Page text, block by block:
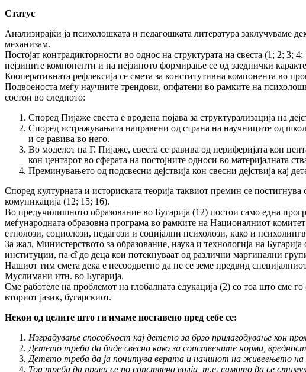
Статус
Анализирајќи ја психолошката и педагошката литература заклучуваме
механизам.
Постојат контрадикторности во однос на структурата на свеста (1; 2; 3;
нејзините компоненти и на нејзиното формирање се од заеднички
Кооперативната рефлексија се смета за конститутивна компонента во
Подвоеноста меѓу научните трендови, опфатени во рамките на
состои во следното:
Според Пијаже свеста е вродена појава за структурализација на
Според истражувањата направени од страна на научниците од
и се равива во него.
Во моделот на Г. Пијаже, свеста се равива од периферијата кон
кон центарот во сферата на постојните односи во материјалната
Преминувањето од подсвесни дејствија кон свесни дејствија кај
Според културната и историската теорија таквиот премин се
комуникација (12; 15; 16).
Во предучилишното образование во Бугарија (12) постои само една
меѓународната образовна програма во рамките на Националниот
етнолози, социолози, педагози и социјални психолози, како и
За жал, Министерството за образование, наука и технологија на
институции, па сî до деца кои потекнуваат од различни маргинални
Нашиот тим смета дека е несоодветно да не се земе предвид
Муслимани итн. во Бугарија.
Сме работеле на проблемот на глобалната едукација (2) со тоа што сме
вториот јазик, бугарскиот.
Некои од целите што ги имаме поставено пред себе се:
Изградување способност кај детето за брзо прилагодување кон
Детето треба да биде свесно како за сопствените норми,
Детето треба да ја почитува верата и начинот на живеењето на
Тоа треба да прави се по сопствена волја, т.е. самото да се